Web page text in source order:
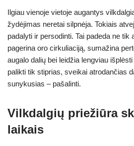
Ilgiau vienoje vietoje augantys
žydėjimas neretai silpnėja. Tokiais
padalyti ir persodinti. Tai padeda ne tik
pagerina oro cirkuliaciją, sumažina
augalo dalių bei leidžia lengviau
palikti tik stiprias, sveikai atrodančias
sunykusias – pašalinti.
Vilkdalgių priežiūra
laikais